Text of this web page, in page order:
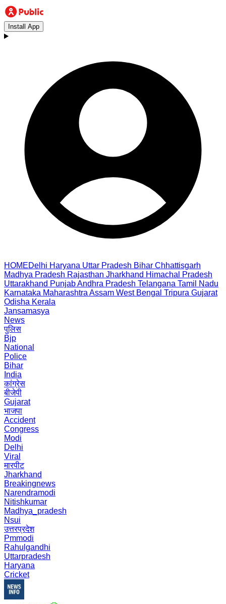
Install App
HOMEDelhi Haryana Uttar Pradesh Bihar Chhattisgarh
Madhya Pradesh Rajasthan Jharkhand Himachal Pradesh
Uttarakhand PunjabAndhra Pradesh Telangana Tamil Nadu
Karnataka Maharashtra Assam West Bengal Tripura Gujarat
Odisha Kerala
Jansamasya
News
पुलिस
Bjp
National
Police
Bihar
India
कांग्रेस
बीजेपी
Gujarat
भाजपा
Accident
Congress
Modi
Delhi
Viral
मारपीट
Jharkhand
Breakingnews
Narendramodi
Nitishkumar
Madhya_pradesh
Nsui
उत्तरप्रदेश
Pmmodi
Rahulgandhi
Uttarpradesh
Haryana
Cricket